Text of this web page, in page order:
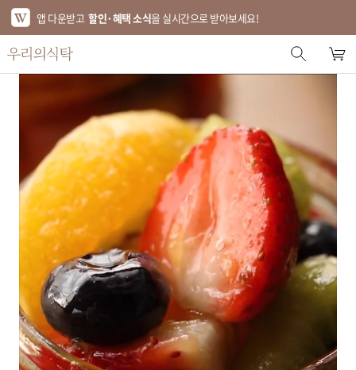
앱 다운받고 할인·혜택 소식을 실시간으로 받아보세요!
스토어 홈
에디터 추천
한정특가
베스트
신상품
기획전
브랜드
키친